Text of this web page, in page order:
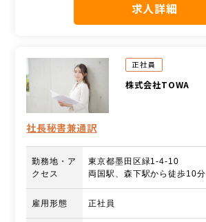
求人詳細
正社員
株式会社TOWA
社長秘書兼通訳
勤務地・ア
クセス
東京都墨田区緑1-4-10
両国駅、森下駅から徒歩10分
雇用形態 正社員